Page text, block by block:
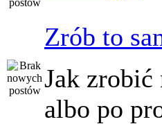
Zrób to
Jak zrobić
albo po